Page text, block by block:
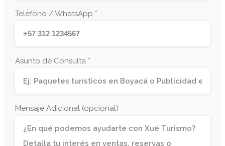
Teléfono / WhatsApp *
Asunto de Consulta *
Mensaje Adicional (opcional)